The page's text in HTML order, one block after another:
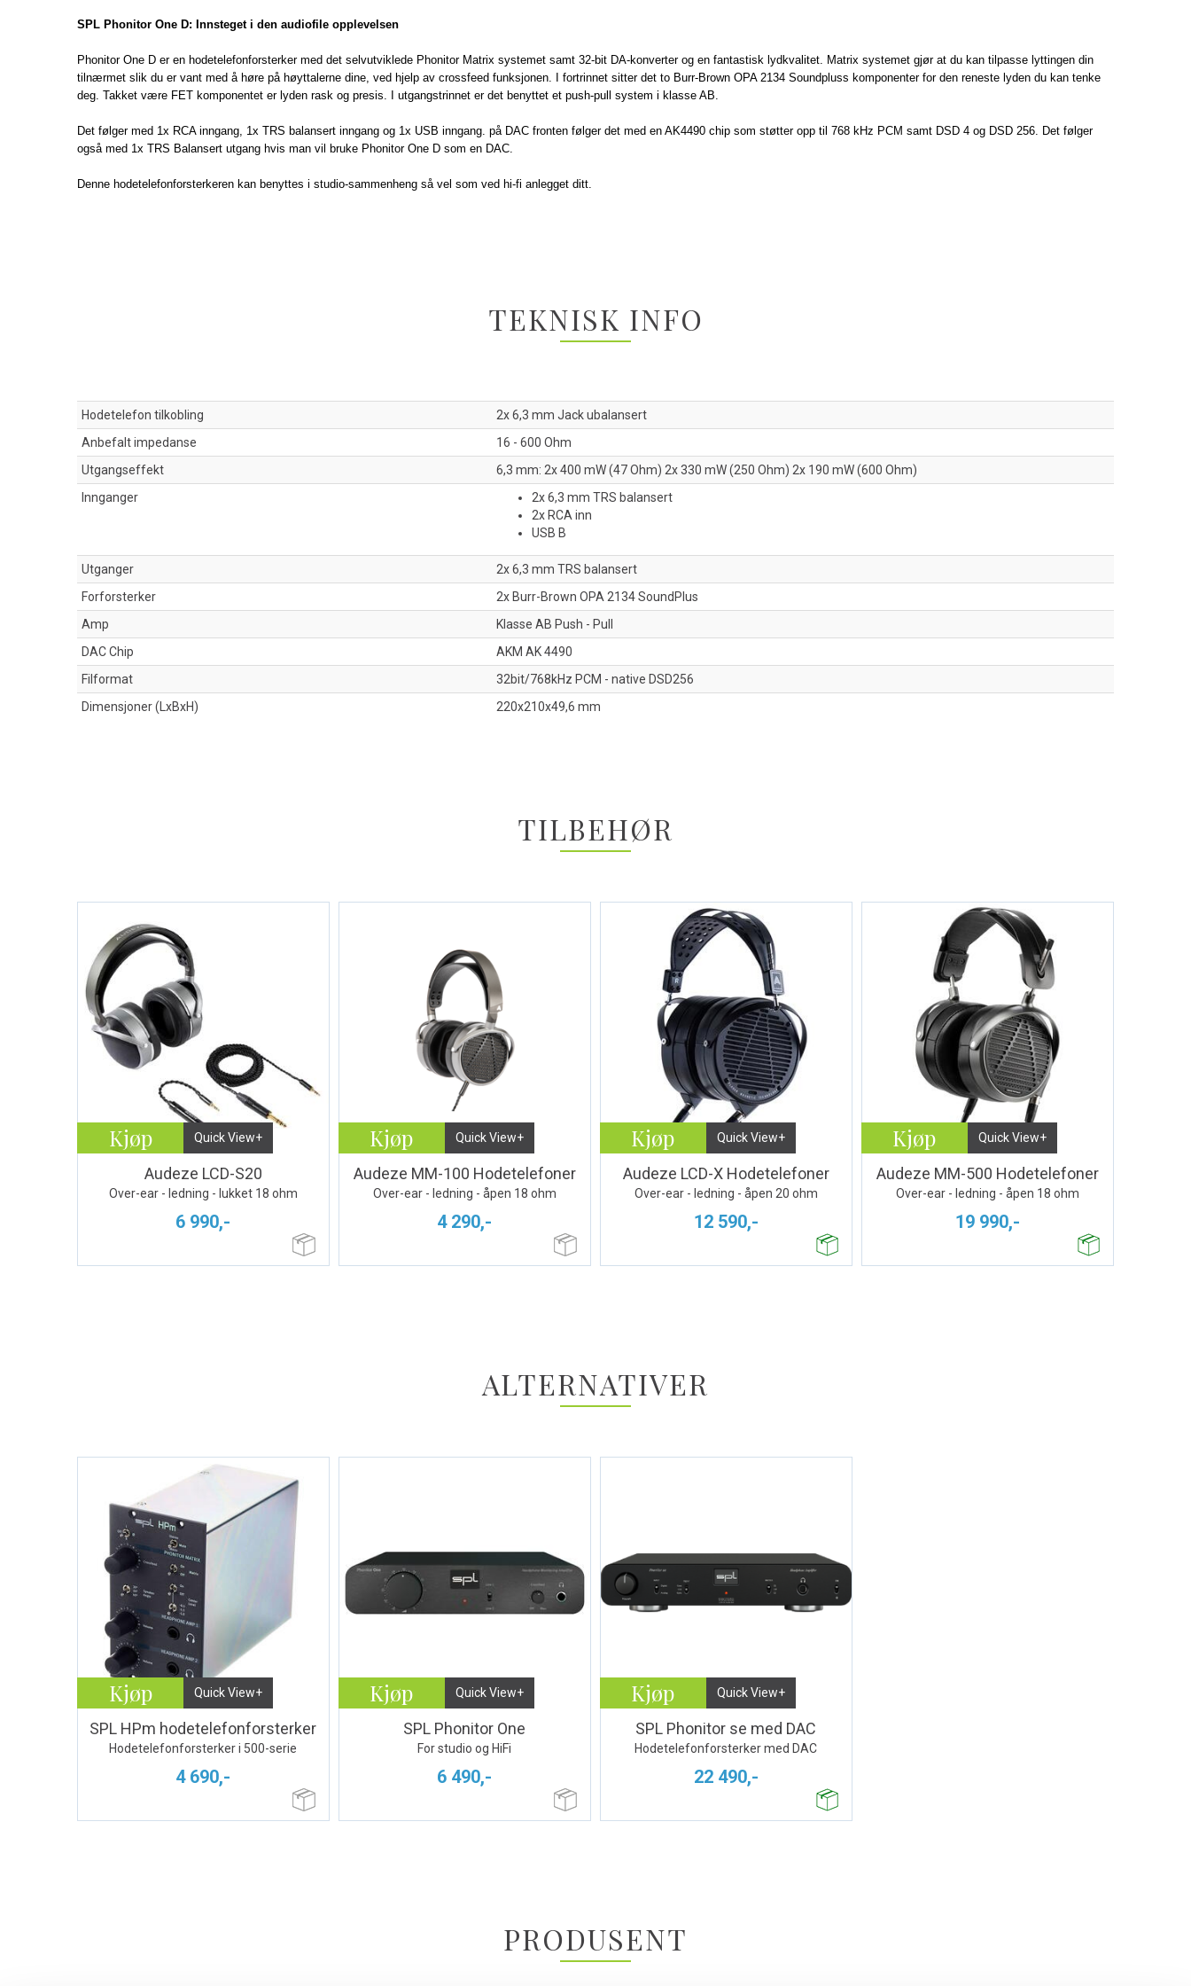
SPL Phonitor One D: Innsteget i den audiofile opplevelsen
Phonitor One D er en hodetelefonforsterker med det selvutviklede Phonitor Matrix systemet samt 32-bit DA-konverter og en fantastisk lydkvalitet. Matrix systemet gjør at du kan tilpasse lyttingen din
tilnærmet slik du er vant med å høre på høyttalerne dine, ved hjelp av crossfeed funksjonen. I fortrinnet sitter det to Burr-Brown OPA 2134 Soundpluss komponenter for den reneste lyden du kan tenke
deg. Takket være FET komponentet er lyden rask og presis. I utgangstrinnet er det benyttet et push-pull system i klasse AB.
Det følger med 1x RCA inngang, 1x TRS balansert inngang og 1x USB inngang. på DAC fronten følger det med en AK4490 chip som støtter opp til 768 kHz PCM samt DSD 4 og DSD 256. Det følger
også med 1x TRS Balansert utgang hvis man vil bruke Phonitor One D som en DAC.
Denne hodetelefonforsterkeren kan benyttes i studio-sammenheng så vel som ved hi-fi anlegget ditt.
TEKNISK INFO
Hodetelefon tilkobling
2x 6,3 mm Jack ubalansert
Anbefalt impedanse
16 - 600 Ohm
Utgangseffekt
6,3 mm: 2x 400 mW (47 Ohm) 2x 330 mW (250 Ohm) 2x 190 mW (600 Ohm)
Innganger
2x 6,3 mm TRS balansert
2x RCA inn
USB B
Utganger
2x 6,3 mm TRS balansert
Forforsterker
2x Burr-Brown OPA 2134 SoundPlus
Amp
Klasse AB Push - Pull
DAC Chip
AKM AK 4490
Filformat
32bit/768kHz PCM - native DSD256
Dimensjoner (LxBxH)
220x210x49,6 mm
TILBEHØR
Kjøp Quick View+
Audeze LCD-S20
Over-ear - ledning - lukket 18 ohm
6 990,-
Kjøp Quick View+
Audeze MM-100 Hodetelefoner
Over-ear - ledning - åpen 18 ohm
4 290,-
Kjøp Quick View+
Audeze LCD-X Hodetelefoner
Over-ear - ledning - åpen 20 ohm
12 590,-
Kjøp Quick View+
Audeze MM-500 Hodetelefoner
Over-ear - ledning - åpen 18 ohm
19 990,-
ALTERNATIVER
Kjøp Quick View+
SPL HPm hodetelefonforsterker
Hodetelefonforsterker i 500-serie
4 690,-
Kjøp Quick View+
SPL Phonitor One
For studio og HiFi
6 490,-
Kjøp Quick View+
SPL Phonitor se med DAC
Hodetelefonforsterker med DAC
22 490,-
PRODUSENT